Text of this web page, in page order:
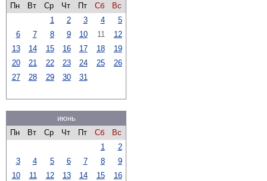
Пн
Вт Ср Чт Пт Сб
Вс
1
2 3 4
5
6
7 8 9 10 11
12
13
14 15 16 17 18
19
20
21 22 23 24 25
26
27
28 29 30 31
июнь
Пн
Вт Ср Чт Пт Сб
Вс
1
2
3
4 5 6 7 8
9
10
11 12 13 14 15
16